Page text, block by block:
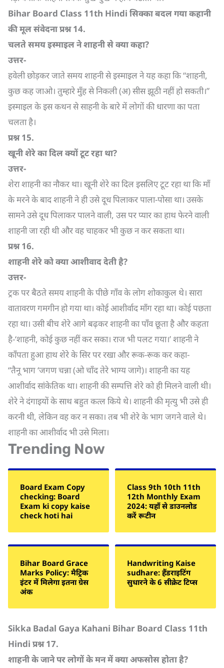
Bihar Board Class 11th Hindi सिक्का बदल गया कहानी
की मूल संवेदना प्रश्न14.
चलते समय इस्माइल ने शाहनी से क्या कहा?
उत्तर-
हवेली छोड़कर जाते समय शाहनी से इस्माइल ने यह कहा कि “शाहनी,
कुछ कह जाओ। तुम्हारे मुँह से निकली (अ) सीस झूठी नहीं हो सकती।”
इस्माइल के इस कथन से साहनी के बारे में लोगों की धारणा का पता
चलता है।
प्रश्न15.
खूनी शेरे का दिल क्यों टूट रहा था?
उत्तर-
शेरा शाहनी का नौकर था। खूनी शेरे का दिल इसलिए टूट रहा था कि माँ
के मरने के बाद शाहनी ने ही उसे दूध पिलाकर पाला-पोसा था। उसके
सामने उसे दूध पिलाकर पालने वाली, उस पर प्यार का हाथ फेरने वाली
शाहनी जा रही थी और वह चाहकर भी कुछ न कर सकता था।
प्रश्न 16.
शाहनी शेरे को क्या आशीवाद देती है?
उत्तर-
ट्रक पर बैठते समय शाहनी के पीछे गाँव के लोग शोकाकुल थे। सारा
वातावरण गमगीन हो गया था। कोई आशीर्वाद माँग रहा था। कोई पछता
रहा था। उसी बीच शेरे आगे बढ़कर शाहनी का पाँव छूता है और कहता
है-‘शाहनी, कोई कुछ नहीं कर सका। राज भी पलट गया।’ शाहनी ने
काँपता हुआ हाथ शेरे के सिर पर रखा और रूक-रूक कर कहा-
“तैनू भाग ‘जगण चन्ना (ओ चाँद तेरे भाग्य जागे)। शाहनी का यह
आशीर्वाद सांकेतिक था। शाहनी की सम्पत्ति शेरे को ही मिलने वाली थी।
शेरे ने दंगाइयों के साथ बहुत कत्ल किये थे। शाहनी की मृत्यु भी उसे ही
करनी थी, लेकिन वह कर न सका। तब भी शेरे के भाग जगने वाले थे।
शाहनी का आशीर्वाद भी उसे मिला।
Trending Now
Board Exam Copy
checking: Board
Exam ki copy kaise
check hoti hai
Class 9th 10th 11th
12th Monthly Exam
2024: यहाँ से डाउनलोड
करें रूटीन
Bihar Board Grace
Marks Policy: मैट्रिक
इंटर में मिलेगा इतना ग्रेस
अंक
Handwriting Kaise
sudhare: हैंडराइटिंग
सुधारने के 6 सीक्रेट टिप्स
Sikka Badal Gaya Kahani Bihar Board Class 11th
Hindi प्रश्न17.
शाहनी के जाने पर लोगों के मन में क्या अफसोस होता है?